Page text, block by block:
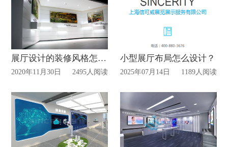
展厅设计的装修风格怎样确定？
2020年11月30日 2495人阅读
小型展厅布局怎么设计？
2025年07月14日 1189人阅读